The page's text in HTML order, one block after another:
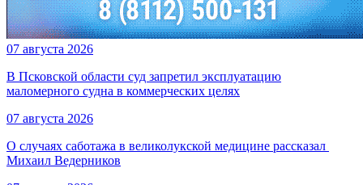
07 августа 2026
В Псковской области суд запретил эксплуатацию
маломерного судна в коммерческих целях
07 августа 2026
О случаях саботажа в великолукской медицине рассказал ​
Михаил Ведерников